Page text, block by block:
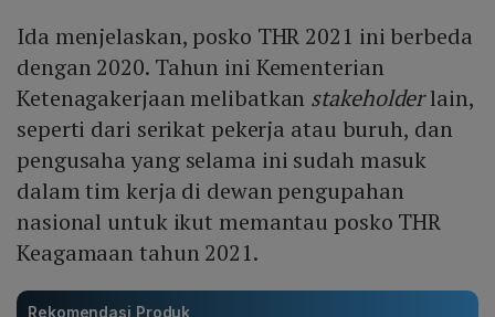
Ida menjelaskan, posko THR 2021 ini berbeda
dengan 2020. Tahun ini Kementerian
Ketenagakerjaan melibatkan stakeholderlain,
seperti dari serikat pekerja atau buruh, dan
pengusaha yang selama ini sudah masuk
dalam tim kerja di dewan pengupahan
nasional untuk ikut memantau posko THR
Keagamaan tahun 2021.
Rekomendasi Produk